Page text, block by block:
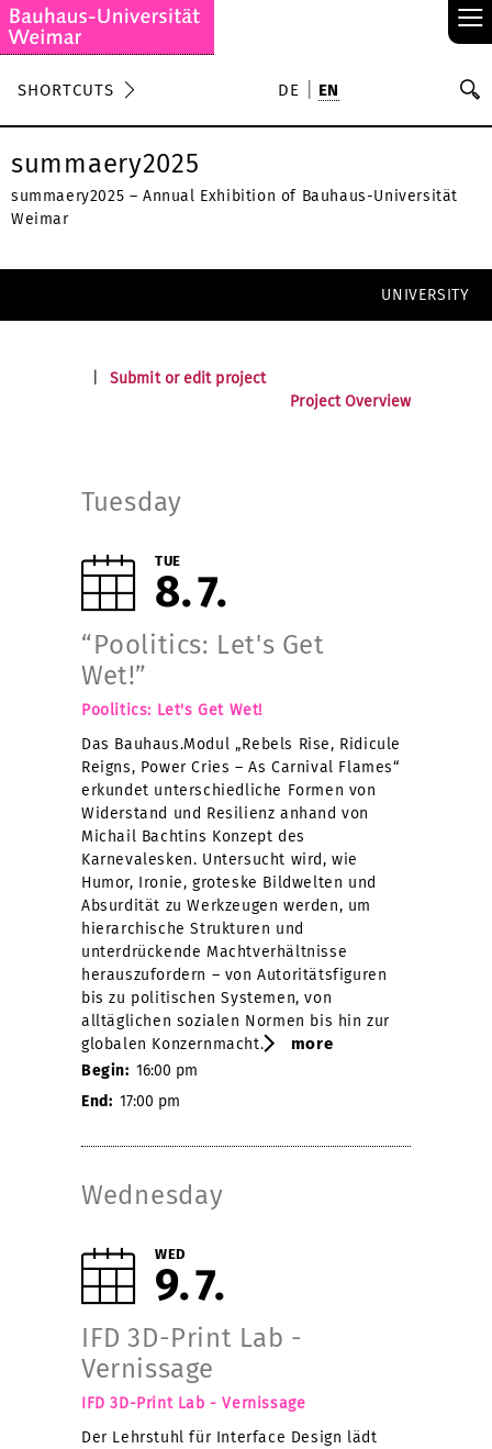
≡
SHORTCUTS DE EN
summaery2025
summaery2025 – Annual Exhibition of Bauhaus-Universität
Weimar
UNIVERSITY
Submit or edit project
Project Overview
Tuesday
TUE
8 7
“Poolitics: Let's Get
Wet!”
Poolitics: Let's Get Wet!
Das Bauhaus.Modul „Rebels Rise, Ridicule
Reigns, Power Cries – As Carnival Flames“
erkundet unterschiedliche Formen von
Widerstand und Resilienz anhand von
Michail Bachtins Konzept des
Karnevalesken. Untersucht wird, wie
Humor, Ironie, groteske Bildwelten und
Absurdität zu Werkzeugen werden, um
hierarchische Strukturen und
unterdrückende Machtverhältnisse
herauszufordern – von Autoritätsfiguren
bis zu politischen Systemen, von
alltäglichen sozialen Normen bis hin zur
globalen Konzernmacht.
more
Begin: 16:00 pm
End: 17:00 pm
Wednesday
WED
9 7
IFD 3D-Print Lab -
Vernissage
IFD 3D-Print Lab - Vernissage
Der Lehrstuhl für Interface Design lädt